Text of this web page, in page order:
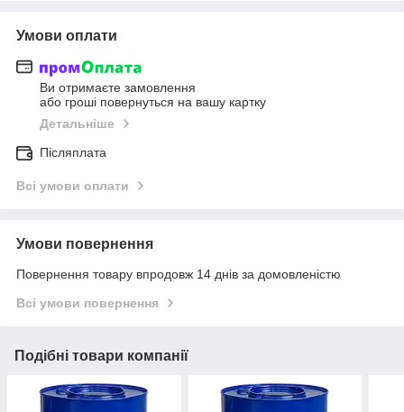
Умови оплати
Ви отримаєте замовлення
або гроші повернуться на вашу картку
Детальніше
Післяплата
Всі умови оплати
Умови повернення
Повернення товару впродовж 14 днів за домовленістю
Всі умови повернення
Подібні товари компанії